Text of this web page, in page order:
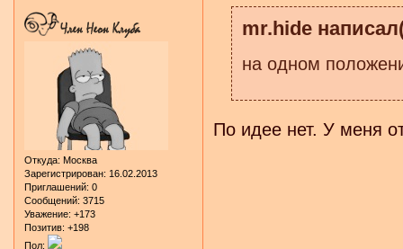
Откуда: Москва
Зарегистрирован: 16.02.2013
Приглашений: 0
Сообщений: 3715
Уважение: +173
Позитив: +198
Пол:
mr.hide
на одном
По идее нет. У меня